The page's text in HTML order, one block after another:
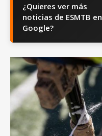
¿Quieres ver más
noticias de ESMTB en
Google?